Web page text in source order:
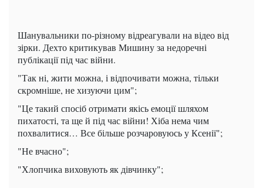
Шанувальники по-різному відреагували на відео від
зірки. Дехто критикував Мишину за недоречні
публікації під час війни.
"Так ні, жити можна, і відпочивати можна, тільки
скромніше, не хизуючи цим";
"Це такий спосіб отримати якісь емоції шляхом
пихатості, та ще й під час війни! Хіба нема чим
похвалитися… Все більше розчаровуюсь у Ксенії";
"Не вчасно";
"Хлопчика виховують як дівчинку";